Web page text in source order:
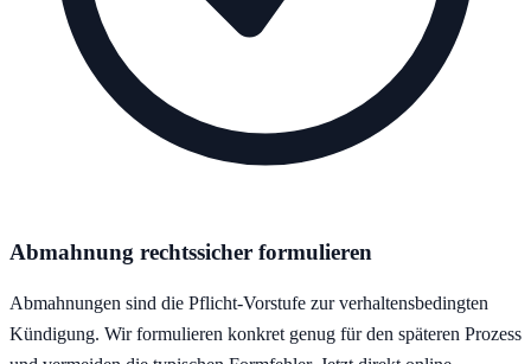
Abmahnung rechtssicher formulieren
Abmahnungen sind die Pflicht-Vorstufe zur verhaltensbedingten
Kündigung. Wir formulieren konkret genug für den späteren Prozess